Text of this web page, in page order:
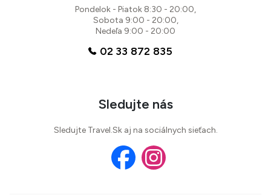
Pondelok - Piatok 8:30 - 20:00,
Sobota 9:00 - 20:00,
Nedeľa 9:00 - 20:00
02 33 872 835
Sledujte nás
Sledujte Travel.Sk aj na sociálnych sieťach.